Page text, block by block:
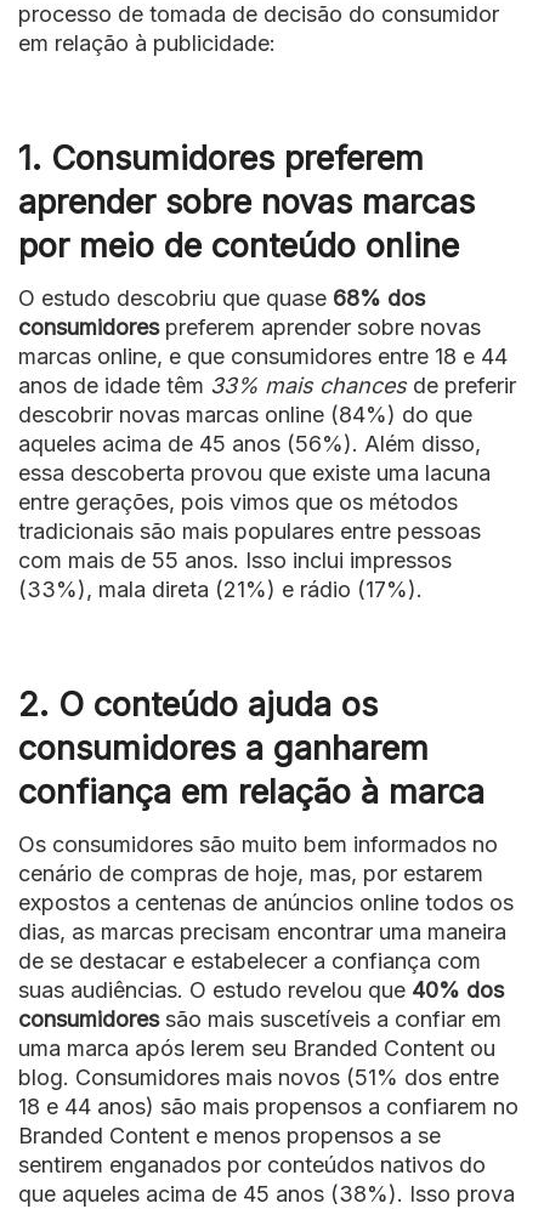
processo de tomada de decisão do consumidor
em relação à publicidade:
1. Consumidores preferem
aprender sobre novas marcas
por meio de conteúdo online
O estudo descobriu que quase 68% dos
consumidorespreferem aprender sobre novas
marcas online, e que consumidores entre 18 e 44
anos de idade têm 33% mais chancesde preferir
descobrir novas marcas online (84%) do que
aqueles acima de 45 anos (56%). Além disso,
essa descoberta provou que existe uma lacuna
entre gerações, pois vimos que os métodos
tradicionais são mais populares entre pessoas
com mais de 55 anos. Isso inclui impressos
(33%), mala direta (21%) e rádio (17%).
2. O conteúdo ajuda os
consumidores a ganharem
confiança em relação à marca
Os consumidores são muito bem informados no
cenário de compras de hoje, mas, por estarem
expostos a centenas de anúncios online todos os
dias, as marcas precisam encontrar uma maneira
de se destacar e estabelecer a confiança com
suas audiências. O estudo revelou que 40% dos
consumidoressão mais suscetíveis a confiar em
uma marca após lerem seu Branded Content ou
blog. Consumidores mais novos (51% dos entre
18 e 44 anos) são mais propensos a confiarem no
Branded Content e menos propensos a se
sentirem enganados por conteúdos nativos do
que aqueles acima de 45 anos (38%). Isso prova